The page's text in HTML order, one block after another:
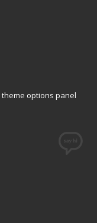
theme options panel